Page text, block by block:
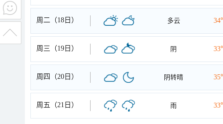
周二（18日） 多云
周三（19日） 阴
周四（20日） 阴转晴
周五（21日） 雨